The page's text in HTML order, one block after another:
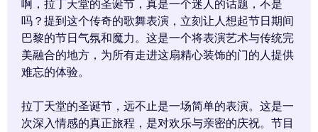
啊，拉丁天堂的圣诞节，真是一个迷人的话题，不是
吗？提到这个传奇的歌舞表演，立刻让人想起节日期间
巴黎的节日气氛和魔力。这是一个将表演艺术与传统完
美融合的地方，为所有走进这扇精心装饰的门的人提供
难忘的体验。
拉丁天堂的圣诞节，远不止是一场简单的表演。这是一
次深入情感的真正旅程，是对欢乐与亲密的庆祝。节目